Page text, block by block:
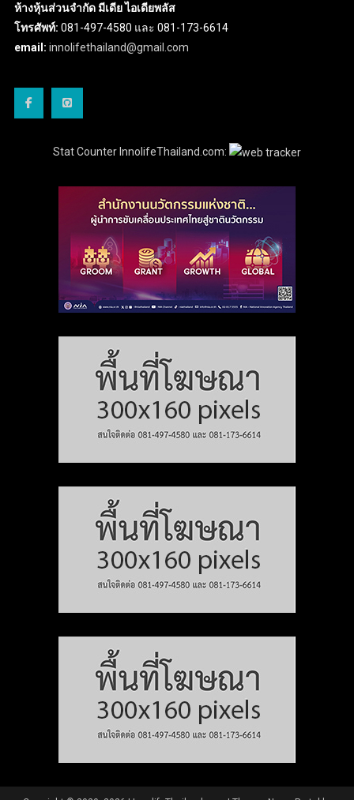
ห้างหุ้นส่วนจำกัด มีเดีย ไอเดียพลัส
โทรศัพท์: 081-497-4580 และ 081-173-6614
email: innolifethailand@gmail.com
Stat Counter InnolifeThailand.com: